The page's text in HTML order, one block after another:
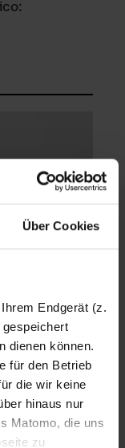
Über Cookies
Endgerät (z.
gespeichert
dienen können.
für den Betrieb
die wir keine
hinaus nur
Matomo, die uns
zu
Lorenz